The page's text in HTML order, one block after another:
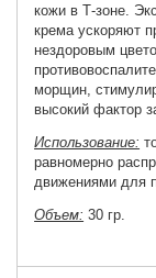
кожи в Т-зоне.
крема ускоряют
нездоровым
морщин,
высокий фактор
Использование:
равномерно
движениями для
Объем: 30 гр.